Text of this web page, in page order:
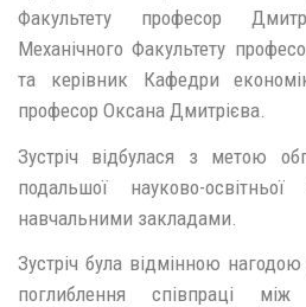
Факультету професор
Механічного Факультету
та керівник Кафедри
професор Оксана Дмитрієва.
Зустріч відбулася з метою
подальшої науково-
навчальними закладами.
Зустріч була відмінною
поглиблення співпраці